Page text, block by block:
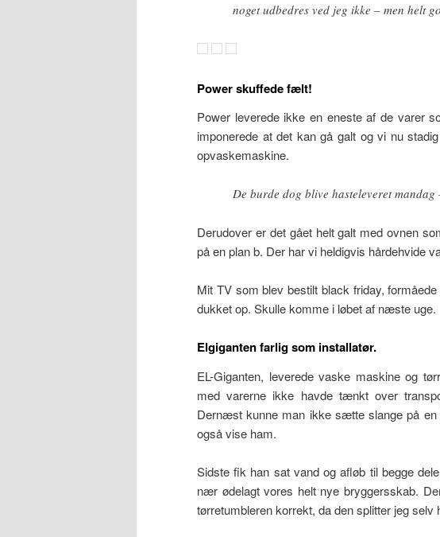
noget udbedres ved jeg ikke – men helt
Power skuffede fælt!
Power leverede ikke en eneste af de varer
imponerede at det kan gå galt og vi nu
opvaskemaskine.
De burde dog blive hasteleveret mandag
Derudover er det gået helt galt med ovnen
på en plan b. Der har vi heldigvis hårdehvide
Mit TV som blev bestilt black friday,
dukket op. Skulle komme i løbet af næste uge.
Elgiganten farlig som installatør.
EL-Giganten, leverede vaske maskine og
med varerne ikke havde tænkt over
Dernæst kunne man ikke sætte slange på
også vise ham.
Sidste fik han sat vand og afløb til begge
nær ødelagt vores helt nye bryggersskab.
tørretumbleren korrekt, da den splitter jeg